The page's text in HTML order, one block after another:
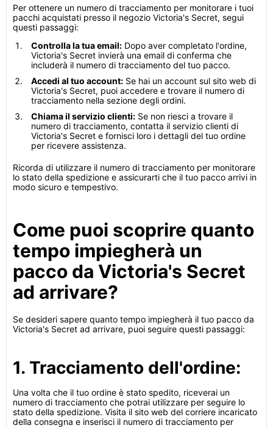
Per ottenere un numero di tracciamento per monitorare i tuoi
pacchi acquistati presso il negozio Victoria's Secret, segui
questi passaggi:
Controlla la tua email: Dopo aver completato l'ordine,
Victoria's Secret invierà una email di conferma che
includerà il numero di tracciamento del tuo pacco.
Accedi al tuo account: Se hai un account sul sito web di
Victoria's Secret, puoi accedere e trovare il numero di
tracciamento nella sezione degli ordini.
Chiama il servizio clienti: Se non riesci a trovare il
numero di tracciamento, contatta il servizio clienti di
Victoria's Secret e fornisci loro i dettagli del tuo ordine
per ricevere assistenza.
Ricorda di utilizzare il numero di tracciamento per monitorare
lo stato della spedizione e assicurarti che il tuo pacco arrivi in
modo sicuro e tempestivo.
Come puoi scoprire quanto
tempo impiegherà un
pacco da Victoria's Secret
ad arrivare?
Se desideri sapere quanto tempo impiegherà il tuo pacco da
Victoria's Secret ad arrivare, puoi seguire questi passaggi:
1. Tracciamento dell'ordine:
Una volta che il tuo ordine è stato spedito, riceverai un
numero di tracciamento che potrai utilizzare per seguire lo
stato della spedizione. Visita il sito web del corriere incaricato
della consegna e inserisci il numero di tracciamento per